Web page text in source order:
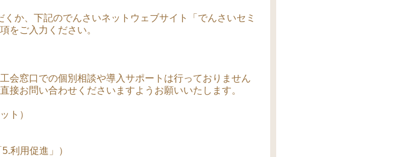
か、下記のでんさいネットウェブサイト「でんさいセミ
をご入力ください。
会窓口での個別相談や導入サポートは行っておりません
接お問い合わせくださいますようお願いいたします。
ト）
利用促進」）